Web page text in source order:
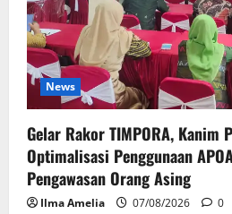
News
Gelar Rakor TIMPORA, Kanim
Optimalisasi Penggunaan
Pengawasan Orang Asing
Ilma Amelia 07/08/2026 0